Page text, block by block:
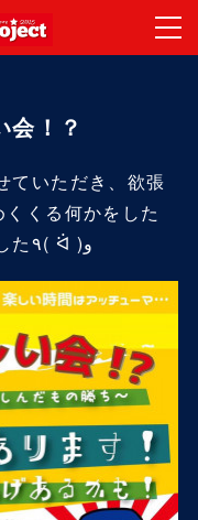
！？
ていただき、欲張
くる何かをした
い！」と企画させていただきました٩( ᐛ )و